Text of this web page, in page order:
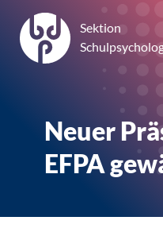
Sektion
Neuer
EFPA